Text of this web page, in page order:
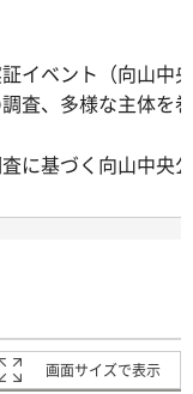
イベント（向山中
査、多様な主体を
に基づく向山中央
画面サイズで表示